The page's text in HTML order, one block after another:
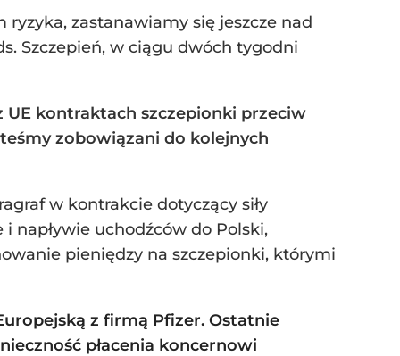
zastanawiamy się jeszcze nad
Szczepień, w ciągu dwóch tygodni
UE kontraktach szczepionki przeciw
zobowiązani do kolejnych
w kontrakcie dotyczący siły
i napływie uchodźców do Polski,
pieniędzy na szczepionki, którymi
z firmą Pfizer. Ostatnie
płacenia koncernowi